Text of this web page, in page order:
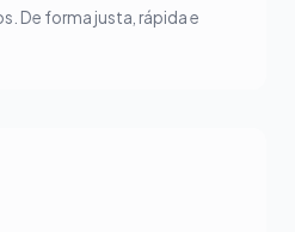
De forma justa, rápida e